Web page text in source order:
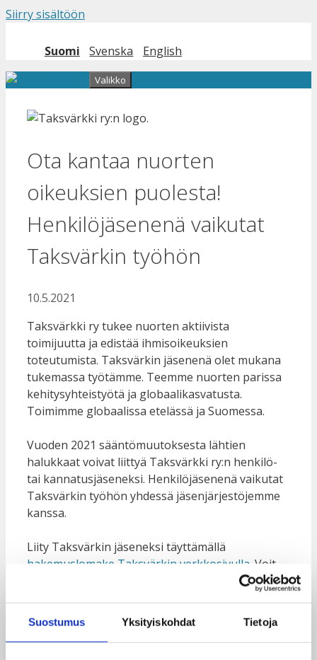
Suostumus Yksityiskohdat Tietoja
Siirry sisältöön
Suomi Svenska English
Valikko
Ota kantaa nuorten
oikeuksien puolesta!
Henkilöjäsenenä vaikutat
Taksvärkin työhön
10.5.2021
Taksvärkki ry tukee nuorten aktiivista
toimijuutta ja edistää ihmisoikeuksien
toteutumista. Taksvärkin jäsenenä olet mukana
tukemassa työtämme. Teemme nuorten parissa
kehitysyhteistyötä ja globaalikasvatusta.
Toimimme globaalissa etelässä ja Suomessa.
Vuoden 2021 sääntömuutoksesta lähtien
halukkaat voivat liittyä Taksvärkki ry:n henkilö-
tai kannatusjäseneksi. Henkilöjäsenenä vaikutat
Taksvärkin työhön yhdessä jäsenjärjestöjemme
kanssa.
Liity Taksvärkin jäseneksi täyttämällä
hakemuslomake Taksvärkin verkkosivulla . Voit
maksaa jäsenmaksun heti verkkopankissa tai
Tervetuloa mukaan puolustamaan nuorten